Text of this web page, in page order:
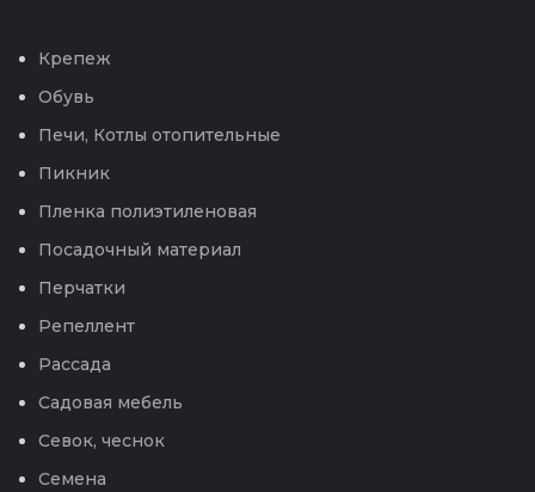
Крепеж
Обувь
Печи, Котлы отопительные
Пикник
Пленка полиэтиленовая
Посадочный материал
Перчатки
Репеллент
Рассада
Садовая мебель
Севок, чеснок
Семена